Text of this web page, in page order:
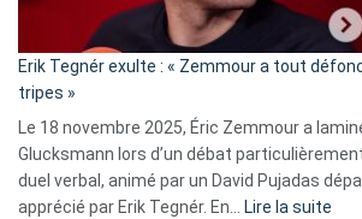
«
»
Erik Tegnér exulte : « Zemmour a tout
tripes »
Le 18 novembre 2025, Éric Zemmour a
Glucksmann lors d’un débat
duel verbal, animé par un David Pujadas
apprécié par Erik Tegnér. En…
Lire la suite